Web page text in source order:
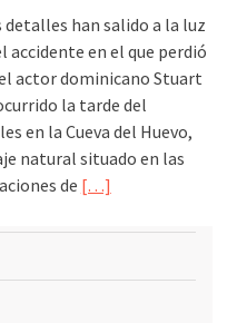
detalles han salido a la luz
accidente en el que perdió
actor dominicano Stuart
la tarde del
en la Cueva del Huevo,
natural situado en las
de […]